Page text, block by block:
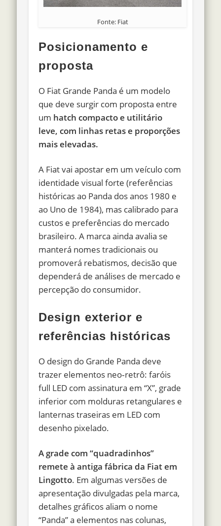
Fonte: Fiat
Posicionamento e
proposta
O Fiat Grande Panda é um modelo
que deve surgir com proposta entre
um hatch compacto e utilitário
leve, com linhas retas e proporções
mais elevadas.
A Fiat vai apostar em um veículo com
identidade visual forte (referências
históricas ao Panda dos anos 1980 e
ao Uno de 1984), mas calibrado para
custos e preferências do mercado
brasileiro. A marca ainda avalia se
manterá nomes tradicionais ou
promoverá rebatismos, decisão que
dependerá de análises de mercado e
percepção do consumidor.
Design exterior e
referências históricas
O design do Grande Panda deve
trazer elementos neo‑retrô: faróis
full LED com assinatura em “X”, grade
inferior com molduras retangulares e
lanternas traseiras em LED com
desenho pixelado.
A grade com “quadradinhos”
remete à antiga fábrica da Fiat em
Lingotto. Em algumas versões de
apresentação divulgadas pela marca,
detalhes gráficos aliam o nome
“Panda” a elementos nas colunas,